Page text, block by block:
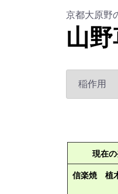
京都大原野
山